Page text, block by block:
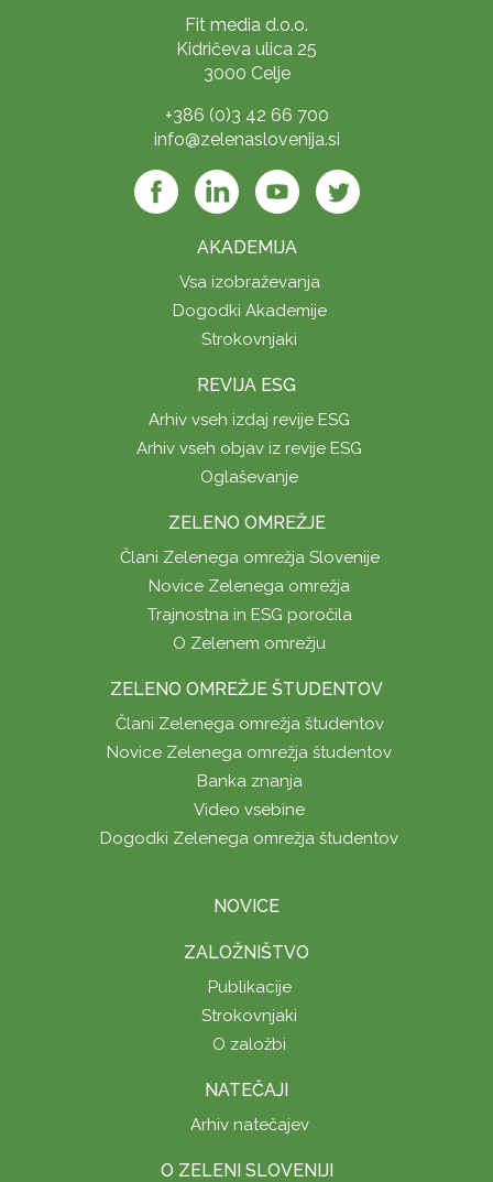
Fit media d.o.o.
Kidričeva ulica 25
3000 Celje
+386 (0)3 42 66 700
info@zelenaslovenija.si
AKADEMIJA
Vsa izobraževanja
Dogodki Akademije
Strokovnjaki
REVIJA ESG
Arhiv vseh izdaj revije ESG
Arhiv vseh objav iz revije ESG
Oglaševanje
ZELENO OMREŽJE
Člani Zelenega omrežja Slovenije
Novice Zelenega omrežja
Trajnostna in ESG poročila
O Zelenem omrežju
ZELENO OMREŽJE ŠTUDENTOV
Člani Zelenega omrežja študentov
Novice Zelenega omrežja študentov
Banka znanja
Video vsebine
Dogodki Zelenega omrežja študentov
NOVICE
ZALOŽNIŠTVO
Publikacije
Strokovnjaki
O založbi
NATEČAJI
Arhiv natečajev
O ZELENI SLOVENIJI